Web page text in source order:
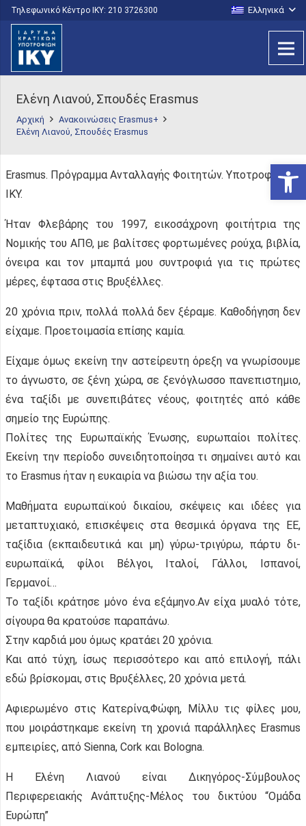
Τηλεφωνικό Κέντρο IKY: 210 3726300 Ελληνικά
Ελένη Λιανού, Σπουδές Erasmus
Αρχική
Ανακοινώσεις Erasmus+
Ελένη Λιανού, Σπουδές Erasmus
Erasmus. Πρόγραμμα Ανταλλαγής Φοιτητών. Υποτροφία
ΙΚΥ.
Ήταν Φλεβάρης του 1997, εικοσάχρονη φοιτήτρια της
Νομικής του ΑΠΘ, με βαλίτσες φορτωμένες ρούχα, βιβλία,
όνειρα και τον μπαμπά μου συντροφιά για τις πρώτες
μέρες, έφτασα στις Βρυξέλλες.
20 χρόνια πριν, πολλά πολλά δεν ξέραμε. Καθοδήγηση δεν
είχαμε. Προετοιμασία επίσης καμία.
Είχαμε όμως εκείνη την αστείρευτη όρεξη να γνωρίσουμε
το άγνωστο, σε ξένη χώρα, σε ξενόγλωσσο πανεπιστημιο,
ένα ταξίδι με συνεπιβάτες νέους, φοιτητές από κάθε
σημείο της Ευρώπης.
Πολίτες της Ευρωπαϊκής Ένωσης, ευρωπαίοι πολίτες.
Εκείνη την περίοδο συνειδητοποίησα τι σημαίνει αυτό και
το Erasmus ήταν η ευκαιρία να βιώσω την αξία του.
Μαθήματα ευρωπαϊκού δικαίου, σκέψεις και ιδέες για
μεταπτυχιακό, επισκέψεις στα θεσμικά όργανα της ΕΕ,
ταξίδια (εκπαιδευτικά και μη) γύρω-τριγύρω, πάρτυ δι-
ευρωπαϊκά, φίλοι Βέλγοι, Ιταλοί, Γάλλοι, Ισπανοί,
Γερμανοί…
Το ταξίδι κράτησε μόνο ένα εξάμηνο.Αν είχα μυαλό τότε,
σίγουρα θα κρατούσε παραπάνω.
Στην καρδιά μου όμως κρατάει 20 χρόνια.
Και από τύχη, ίσως περισσότερο και από επιλογή, πάλι
εδώ βρίσκομαι, στις Βρυξέλλες, 20 χρόνια μετά.
Αφιερωμένο στις Κατερίνα,Φώφη, Μίλλυ τις φίλες μου,
που μοιράστηκαμε εκείνη τη χρονιά παράλληλες Erasmus
εμπειρίες, από Sienna, Cork και Bologna.
Η Ελένη Λιανού είναι Δικηγόρος-Σύμβουλος
Περιφερειακής Ανάπτυξης-Μέλος του δικτύου “Ομάδα
Ευρώπη”